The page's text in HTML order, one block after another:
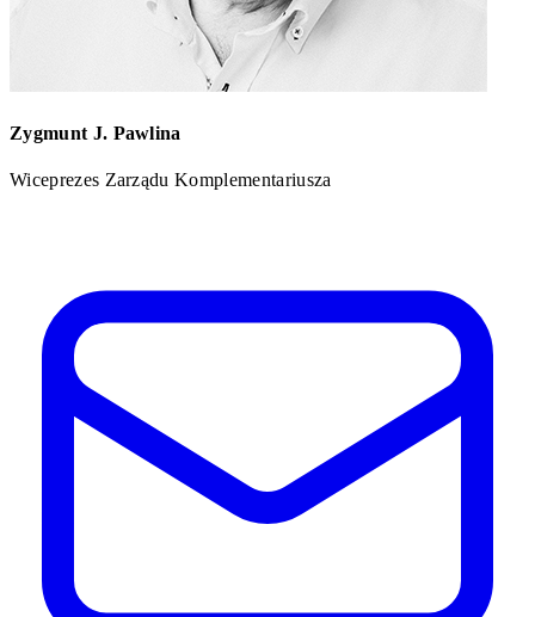
Zygmunt J. Pawlina
Wiceprezes Zarządu Komplementariusza